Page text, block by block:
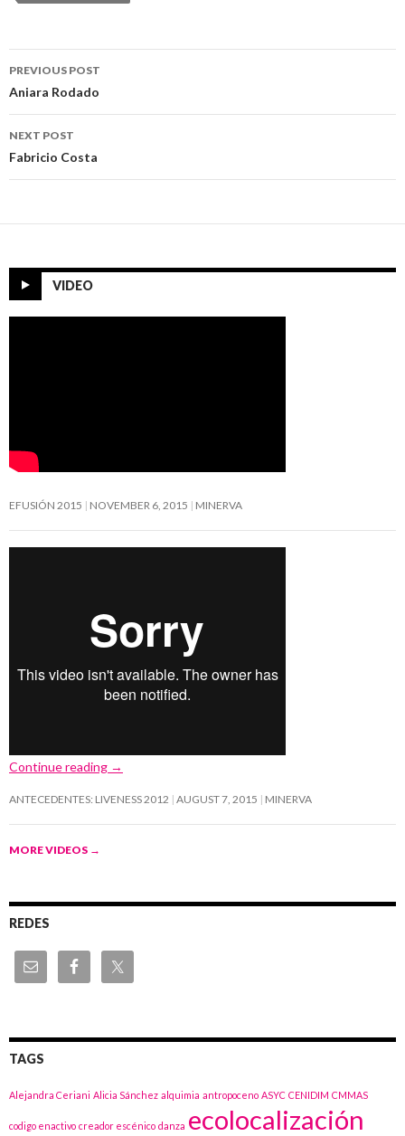
Post
navigation
PREVIOUS POST
Aniara Rodado
NEXT POST
Fabricio Costa
VIDEO
EFUSIÓN 2015 NOVEMBER 6, 2015 MINERVA
Continue reading →
ANTECEDENTES: LIVENESS 2012 AUGUST 7, 2015 MINERVA
MORE VIDEOS →
REDES
TAGS
Alejandra Ceriani Alicia Sánchez alquimia antropoceno ASYC CENIDIM CMMAS
codigo enactivo creador escénico danza ecolocalización